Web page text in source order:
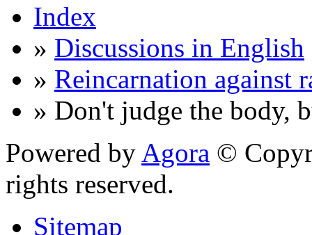
Index
» Discussions in English
» Reincarnation against
» Don't judge the body,
Powered by Agora ©
rights reserved.
Sitemap